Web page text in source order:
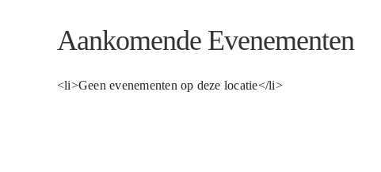
Aankomende Evenementen
<li>Geen evenementen op deze locatie</li>